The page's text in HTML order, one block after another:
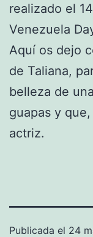
realizado el
Venezuela
Aquí os dejo
de Taliana,
belleza de
guapas y
actriz.
Publicada el 24